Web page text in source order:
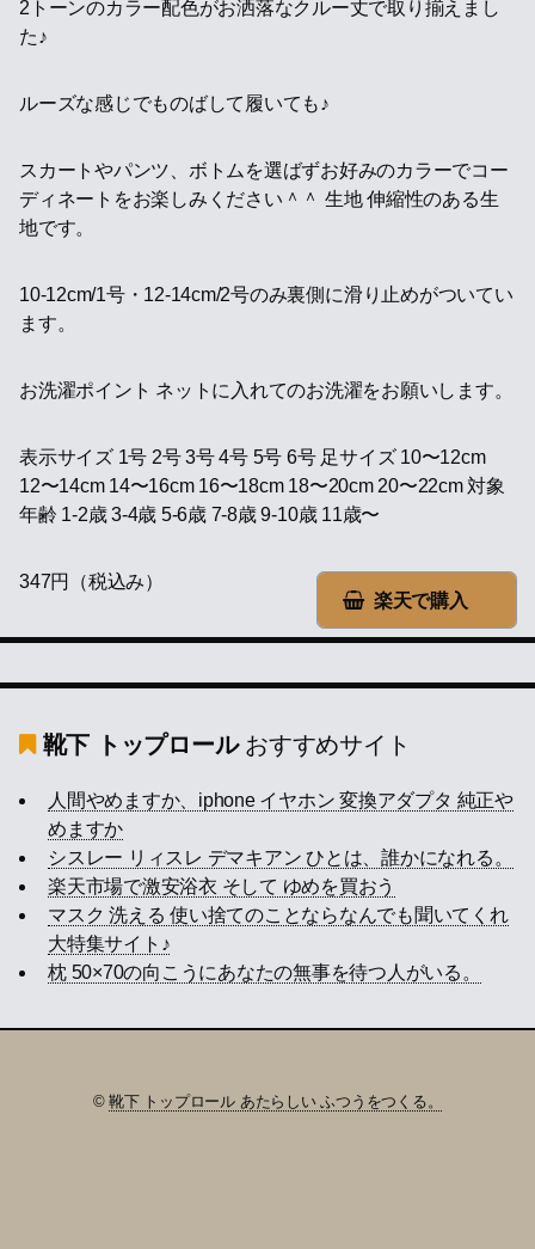
2トーンのカラー配色がお洒落なクルー丈で取り揃えまし
た♪
ルーズな感じでものばして履いても♪
スカートやパンツ、ボトムを選ばずお好みのカラーでコー
ディネートをお楽しみください＾＾ 生地 伸縮性のある生
地です。
10-12cm/1号・12-14cm/2号のみ裏側に滑り止めがついてい
ます。
お洗濯ポイント ネットに入れてのお洗濯をお願いします。
表示サイズ 1号 2号 3号 4号 5号 6号 足サイズ 10〜12cm
12〜14cm 14〜16cm 16〜18cm 18〜20cm 20〜22cm 対象
年齢 1-2歳 3-4歳 5-6歳 7-8歳 9-10歳 11歳〜
楽天で購入
347円（税込み）
靴下 トップロールおすすめサイト
人間やめますか、iphone イヤホン 変換アダプタ 純正や
めますか
シスレー リィスレ デマキアン ひとは、誰かになれる。
楽天市場で激安浴衣 そして ゆめを買おう
マスク 洗える 使い捨てのことならなんでも聞いてくれ
大特集サイト♪
枕 50×70の向こうにあなたの無事を待つ人がいる。
©靴下 トップロール あたらしい ふつうをつくる。